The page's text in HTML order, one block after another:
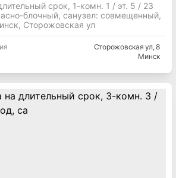
срок, 1-комн. 1 / эт. 5 / 23
блочный, cанузел: совмещенный,
Сторожовская ул
Сторожовская ул, 8
Минск